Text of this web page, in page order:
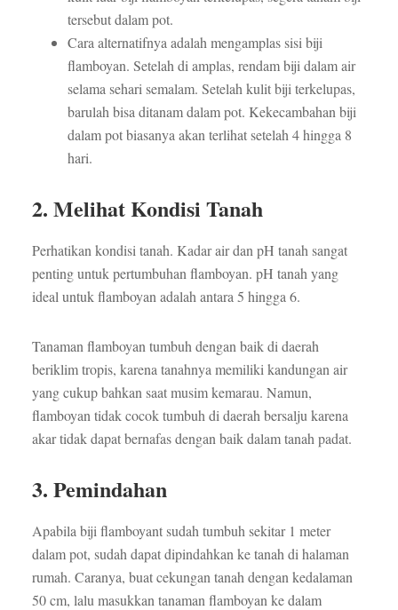
tersebut dalam pot.
Cara alternatifnya adalah mengamplas sisi biji
flamboyan. Setelah di amplas, rendam biji dalam air
selama sehari semalam. Setelah kulit biji terkelupas,
barulah bisa ditanam dalam pot. Kekecambahan biji
dalam pot biasanya akan terlihat setelah 4 hingga 8
hari.
2. Melihat Kondisi Tanah
Perhatikan kondisi tanah. Kadar air dan pH tanah sangat
penting untuk pertumbuhan flamboyan. pH tanah yang
ideal untuk flamboyan adalah antara 5 hingga 6.
Tanaman flamboyan tumbuh dengan baik di daerah
beriklim tropis, karena tanahnya memiliki kandungan air
yang cukup bahkan saat musim kemarau. Namun,
flamboyan tidak cocok tumbuh di daerah bersalju karena
akar tidak dapat bernafas dengan baik dalam tanah padat.
3. Pemindahan
Apabila biji flamboyant sudah tumbuh sekitar 1 meter
dalam pot, sudah dapat dipindahkan ke tanah di halaman
rumah. Caranya, buat cekungan tanah dengan kedalaman
50 cm, lalu masukkan tanaman flamboyan ke dalam